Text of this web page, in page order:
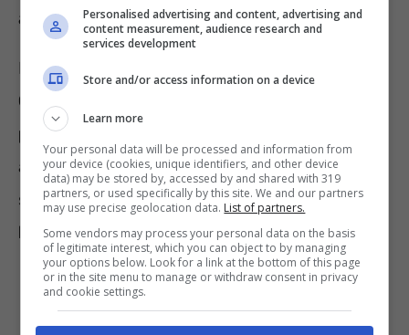
allevare gli insetti
Forse non tutti sanno, infatti, che
Grilli è particolarmente adatta a realizzare
prodotti da forno.
alimenti di questo tipo negli scaffali dei
supermercati, possiamosperimentare
l’autoproduzione.
Personalised advertising and content, advertising and
content measurement, audience research and
services development
Store and/or access information on a device
Learn more
Your personal data will be processed and information from
your device (cookies, unique identifiers, and other device
data) may be stored by, accessed by and shared with 319
partners, or used specifically by this site. We and our partners
may use precise geolocation data. List of partners.
Some vendors may process your personal data on the basis
of legitimate interest, which you can object to by managing
your options below. Look for a link at the bottom of this page
or in the site menu to manage or withdraw consent in privacy
and cookie settings.